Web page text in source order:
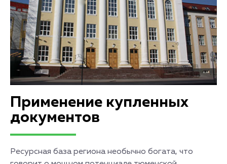
Применение купленных
документов
Ресурсная база региона необычно богата, что